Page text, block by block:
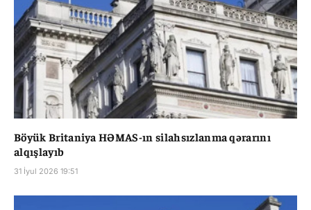
Böyük Britaniya HƏMAS-ın silahsızlanma qərarını
alqışlayıb
31 İyul 2026 19:51